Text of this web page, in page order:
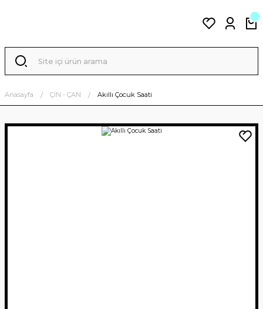
Anasayfa ÇİN - ÇAN Akıllı Çocuk Saati